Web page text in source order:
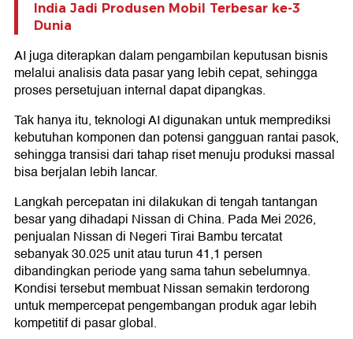
India Jadi Produsen Mobil Terbesar ke-3
Dunia
AI juga diterapkan dalam pengambilan keputusan bisnis
melalui analisis data pasar yang lebih cepat, sehingga
proses persetujuan internal dapat dipangkas.
Tak hanya itu, teknologi AI digunakan untuk memprediksi
kebutuhan komponen dan potensi gangguan rantai pasok,
sehingga transisi dari tahap riset menuju produksi massal
bisa berjalan lebih lancar.
Langkah percepatan ini dilakukan di tengah tantangan
besar yang dihadapi Nissan di China. Pada Mei 2026,
penjualan Nissan di Negeri Tirai Bambu tercatat
sebanyak 30.025 unit atau turun 41,1 persen
dibandingkan periode yang sama tahun sebelumnya.
Kondisi tersebut membuat Nissan semakin terdorong
untuk mempercepat pengembangan produk agar lebih
kompetitif di pasar global.